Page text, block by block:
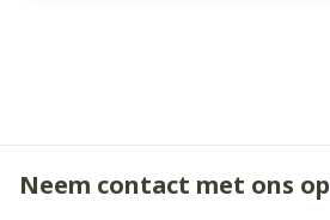
Neem contact met ons op